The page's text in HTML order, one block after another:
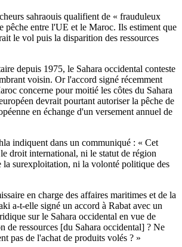
sahraouis qualifient de « frauduleux
pêche entre l'UE et le Maroc. Ils estiment que
le vol puis la disparition des ressources
depuis 1975, le Sahara occidental conteste
voisin. Or l'accord signé récemment
concerne pour moitié les côtes du Sahara
devrait pourtant autoriser la pêche de
en échange d'un versement annuel de
indiquent dans un communiqué : « Cet
droit international, ni le statut de région
la surexploitation, ni la volonté politique des
en charge des affaires maritimes et de la
a-t-elle signé un accord à Rabat avec un
sur le Sahara occidental en vue de
de ressources [du Sahara occidental] ? Ne
pas de l'achat de produits volés ? »